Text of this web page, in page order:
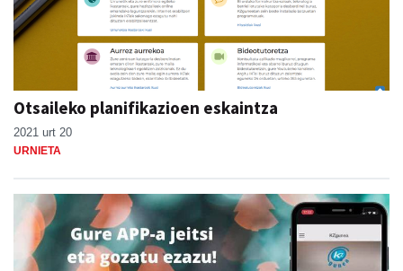
Otsaileko planifikazioen eskaintza
2021 urt 20
URNIETA